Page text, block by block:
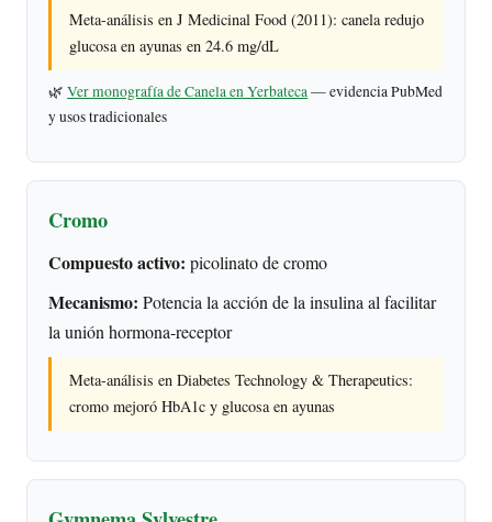
Meta-análisis en J Medicinal Food (2011): canela redujo
glucosa en ayunas en 24.6 mg/dL
🌿Ver monografía de Canela en Yerbateca— evidencia PubMed
y usos tradicionales
Cromo
Compuesto activo: picolinato de cromo
Mecanismo: Potencia la acción de la insulina al facilitar
la unión hormona-receptor
Meta-análisis en Diabetes Technology & Therapeutics:
cromo mejoró HbA1c y glucosa en ayunas